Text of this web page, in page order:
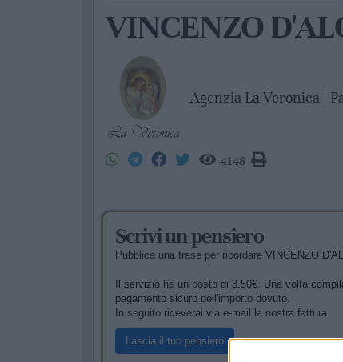
VINCENZO
Agenzia La Veronica |
4148
Scrivi un pensiero
Pubblica una frase per ricordare VINCENZO
Il servizio ha un costo di 3.50€. Una volta
pagamento sicuro dell'importo dovuto.
In seguito riceverai via e-mail la nostra fattura.
Lascia il tuo pensiero